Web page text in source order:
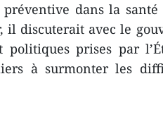
dans la
il discuterait avec le
politiques prises par
à surmonter les